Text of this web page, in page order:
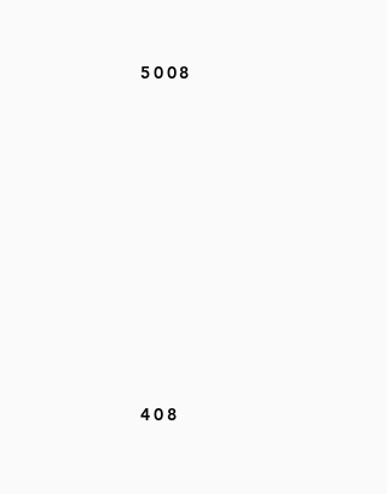
5008
408